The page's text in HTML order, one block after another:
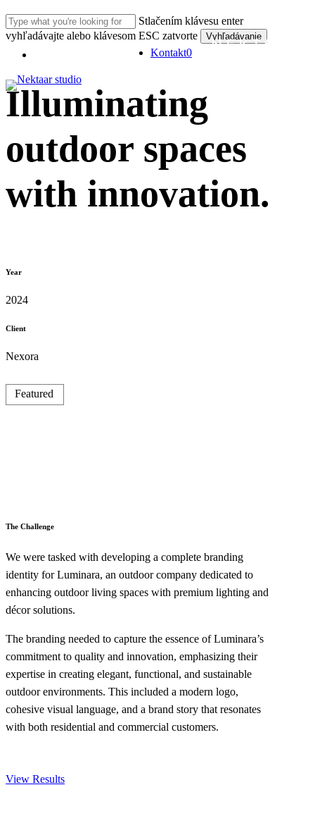
na
hlavný
Stlačením klávesu enter
vyhľadávajte alebo klávesom ESC zatvorte
Vyhľadávanie
Kontakt0
Illuminating
outdoor spaces
with innovation.
Year
2024
Client
Nexora
Featured
The Challenge
We were tasked with developing a complete branding
identity for Luminara, an outdoor company dedicated to
enhancing outdoor living spaces with premium lighting and
décor solutions.
The branding needed to capture the essence of Luminara’s
commitment to quality and innovation, emphasizing their
expertise in creating elegant, functional, and sustainable
outdoor environments. This included a modern logo,
cohesive visual language, and a brand story that resonates
with both residential and commercial customers.
View Results